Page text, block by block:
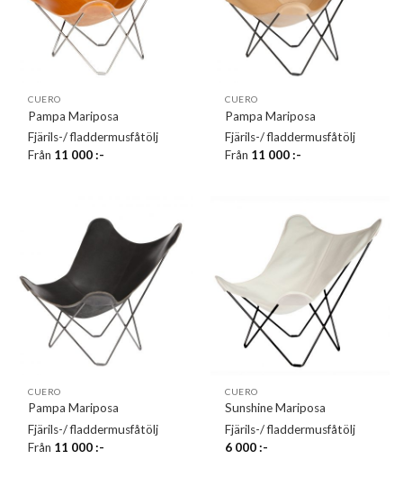
CUERO
Pampa Mariposa
Fjärils-/ fladdermusfåtölj
Från 11 000:-
CUERO
Pampa Mariposa
Fjärils-/ fladdermusfåtölj
Från 11 000:-
CUERO
Pampa Mariposa
Fjärils-/ fladdermusfåtölj
Från 11 000:-
CUERO
Sunshine Mariposa
Fjärils-/ fladdermusfåtölj
6 000:-